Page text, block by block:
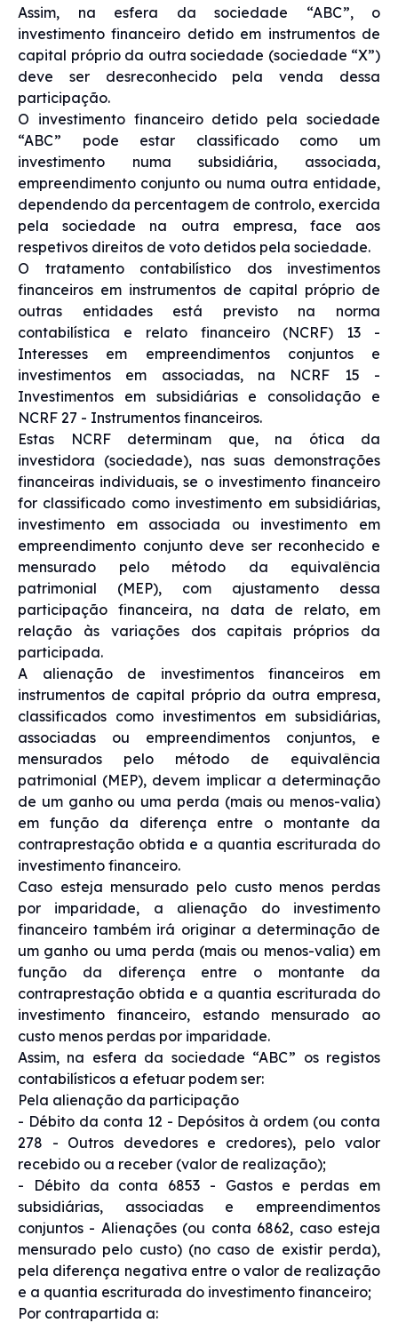
Assim, na esfera da sociedade “ABC”, o
investimento financeiro detido em instrumentos de
capital próprio da outra sociedade (sociedade “X”)
deve ser desreconhecido pela venda dessa
participação.
O investimento financeiro detido pela sociedade
“ABC” pode estar classificado como um
investimento numa subsidiária, associada,
empreendimento conjunto ou numa outra entidade,
dependendo da percentagem de controlo, exercida
pela sociedade na outra empresa, face aos
respetivos direitos de voto detidos pela sociedade.
O tratamento contabilístico dos investimentos
financeiros em instrumentos de capital próprio de
outras entidades está previsto na norma
contabilística e relato financeiro (NCRF) 13 -
Interesses em empreendimentos conjuntos e
investimentos em associadas, na NCRF 15 -
Investimentos em subsidiárias e consolidação e
NCRF 27 - Instrumentos financeiros.
Estas NCRF determinam que, na ótica da
investidora (sociedade), nas suas demonstrações
financeiras individuais, se o investimento financeiro
for classificado como investimento em subsidiárias,
investimento em associada ou investimento em
empreendimento conjunto deve ser reconhecido e
mensurado pelo método da equivalência
patrimonial (MEP), com ajustamento dessa
participação financeira, na data de relato, em
relação às variações dos capitais próprios da
participada.
A alienação de investimentos financeiros em
instrumentos de capital próprio da outra empresa,
classificados como investimentos em subsidiárias,
associadas ou empreendimentos conjuntos, e
mensurados pelo método de equivalência
patrimonial (MEP), devem implicar a determinação
de um ganho ou uma perda (mais ou menos-valia)
em função da diferença entre o montante da
contraprestação obtida e a quantia escriturada do
investimento financeiro.
Caso esteja mensurado pelo custo menos perdas
por imparidade, a alienação do investimento
financeiro também irá originar a determinação de
um ganho ou uma perda (mais ou menos-valia) em
função da diferença entre o montante da
contraprestação obtida e a quantia escriturada do
investimento financeiro, estando mensurado ao
custo menos perdas por imparidade.
Assim, na esfera da sociedade “ABC” os registos
contabilísticos a efetuar podem ser:
Pela alienação da participação
- Débito da conta 12 - Depósitos à ordem (ou conta
278 - Outros devedores e credores), pelo valor
recebido ou a receber (valor de realização);
- Débito da conta 6853 - Gastos e perdas em
subsidiárias, associadas e empreendimentos
conjuntos - Alienações (ou conta 6862, caso esteja
mensurado pelo custo) (no caso de existir perda),
pela diferença negativa entre o valor de realização
e a quantia escriturada do investimento financeiro;
Por contrapartida a: